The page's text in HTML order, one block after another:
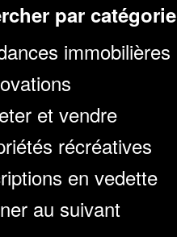
par catégorie
immobilières
et vendre
récréatives
en vedette
au suivant